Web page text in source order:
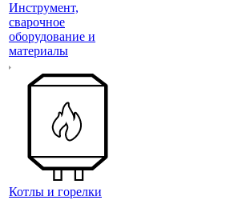
Инструмент,
сварочное
оборудование и
материалы
Котлы и горелки